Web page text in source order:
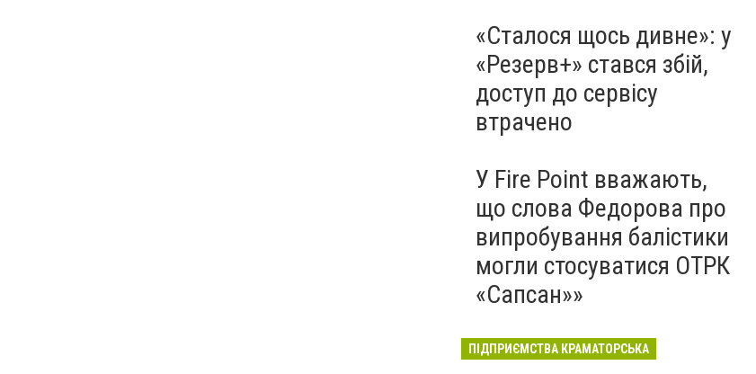
«Сталося щось дивне»: у
«Резерв+» стався збій,
доступ до сервісу
втрачено
У Fire Point вважають,
що слова Федорова про
випробування балістики
могли стосуватися ОТРК
«Сапсан»»
ПІДПРИЄМСТВА КРАМАТОРСЬКА